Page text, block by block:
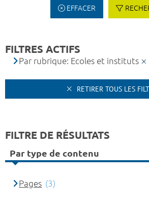
EFFACER
FILTRES ACTIFS
Par rubrique: Ecoles et instituts
RETIRER TOUS LES
FILTRE DE RÉSULTATS
Par type de contenu
Pages (3)